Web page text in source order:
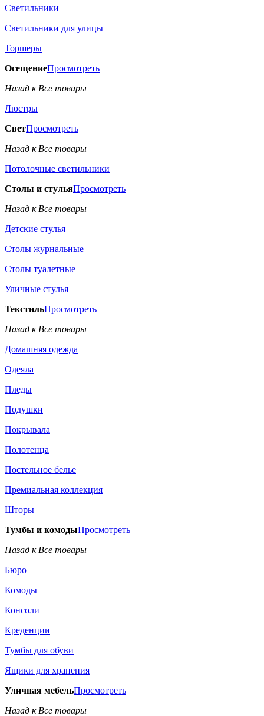
Светильники
Светильники для улицы
Торшеры
ОсещениеПросмотреть
Назад к Все товары
Люстры
СветПросмотреть
Назад к Все товары
Потолочные светильники
Столы и стульяПросмотреть
Назад к Все товары
Детские стулья
Столы журнальные
Столы туалетные
Уличные стулья
ТекстильПросмотреть
Назад к Все товары
Домашняя одежда
Одеяла
Пледы
Подушки
Покрывала
Полотенца
Постельное белье
Премиальная коллекция
Шторы
Тумбы и комодыПросмотреть
Назад к Все товары
Бюро
Комоды
Консоли
Креденции
Тумбы для обуви
Ящики для хранения
Уличная мебельПросмотреть
Назад к Все товары